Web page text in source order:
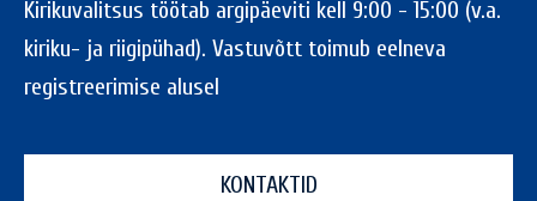
Kirikuvalitsus töötab argipäeviti kell 9:00 - 15:00 (v.a.
kiriku- ja riigipühad). Vastuvõtt toimub eelneva
registreerimise alusel
KONTAKTID